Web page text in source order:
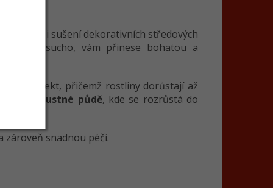
květů i sušení dekorativních středových
i sucho, vám přinese bohatou a
efekt, přičemž rostliny dorůstají až
a propustné půdě, kde se rozrůstá do
zároveň snadnou péči.